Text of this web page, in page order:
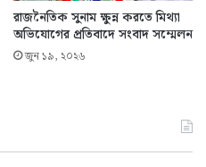
রাজনৈতিক সুনাম ক্ষুন্ন করতে মিথ্যা
অভিযোগের প্রতিবাদে সংবাদ সম্মেলন
জুন ১৯, ২০২৬